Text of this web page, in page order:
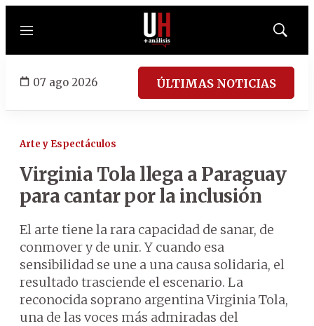
Menú
Mostrar
07 ago 2026 ÚLTIMAS NOTICIAS
Arte y Espectáculos
Virginia Tola llega a Paraguay
para cantar por la inclusión
El arte tiene la rara capacidad de sanar, de
conmover y de unir. Y cuando esa
sensibilidad se une a una causa solidaria, el
resultado trasciende el escenario. La
reconocida soprano argentina Virginia Tola,
una de las voces más admiradas del